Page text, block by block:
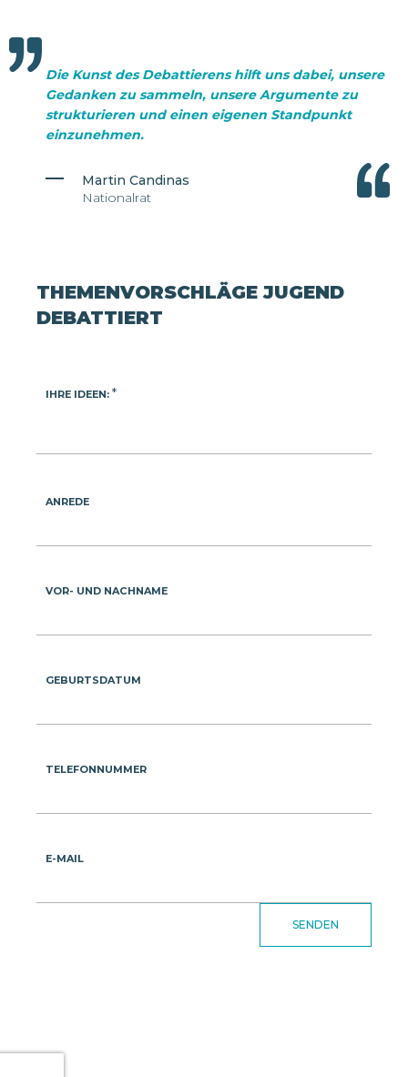
Die Kunst des Debattierens hilft uns dabei, unsere
Gedanken zu sammeln, unsere Argumente zu
strukturieren und einen eigenen Standpunkt
einzunehmen.
Martin Candinas
Nationalrat
THEMENVORSCHLÄGE JUGEND
DEBATTIERT
IHRE IDEEN: *
ANREDE
VOR- UND NACHNAME
GEBURTSDATUM
TELEFONNUMMER
E-MAIL
SENDEN